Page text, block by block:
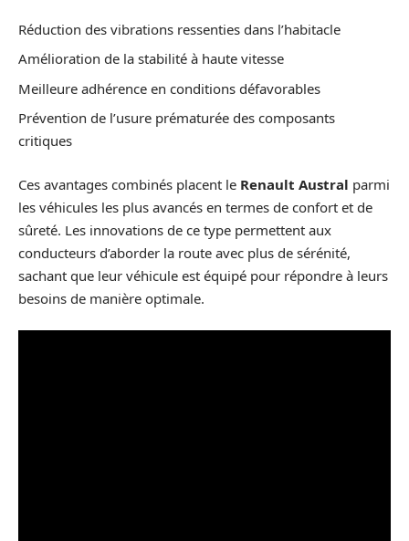
Réduction des vibrations ressenties dans l’habitacle
Amélioration de la stabilité à haute vitesse
Meilleure adhérence en conditions défavorables
Prévention de l’usure prématurée des composants
critiques
Ces avantages combinés placent le Renault Austral parmi
les véhicules les plus avancés en termes de confort et de
sûreté. Les innovations de ce type permettent aux
conducteurs d’aborder la route avec plus de sérénité,
sachant que leur véhicule est équipé pour répondre à leurs
besoins de manière optimale.